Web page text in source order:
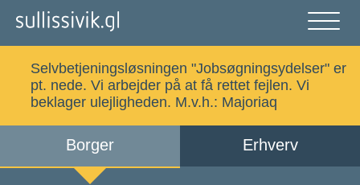
luk
Alle emner Selvbetjening
Selvbetjeningsløsningen "Jobsøgningsydelser" er
pt. nede. Vi arbejder på at få rettet fejlen. Vi
beklager ulejligheden. M.v.h.: Majoriaq
Borger Erhverv